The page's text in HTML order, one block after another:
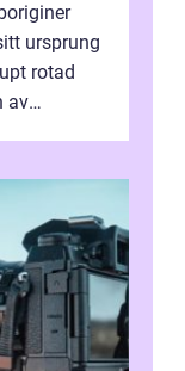
ursprung
rotad
av